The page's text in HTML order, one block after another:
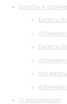
Билеты и
Билеты
Билеты
Как
О филармонии